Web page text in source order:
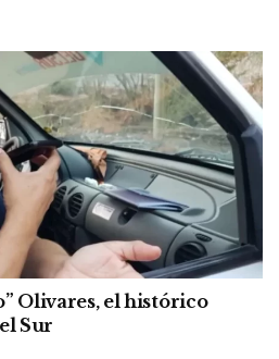
Olivares, el histórico
Sur